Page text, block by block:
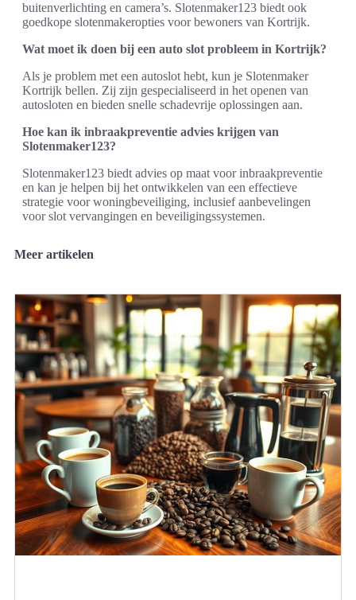
buitenverlichting en camera’s. Slotenmaker123 biedt ook
goedkope slotenmakeropties voor bewoners van Kortrijk.
Wat moet ik doen bij een auto slot probleem in Kortrijk?
Als je problem met een autoslot hebt, kun je Slotenmaker
Kortrijk bellen. Zij zijn gespecialiseerd in het openen van
autosloten en bieden snelle schadevrije oplossingen aan.
Hoe kan ik inbraakpreventie advies krijgen van
Slotenmaker123?
Slotenmaker123 biedt advies op maat voor inbraakpreventie
en kan je helpen bij het ontwikkelen van een effectieve
strategie voor woningbeveiliging, inclusief aanbevelingen
voor slot vervangingen en beveiligingssystemen.
Meer artikelen